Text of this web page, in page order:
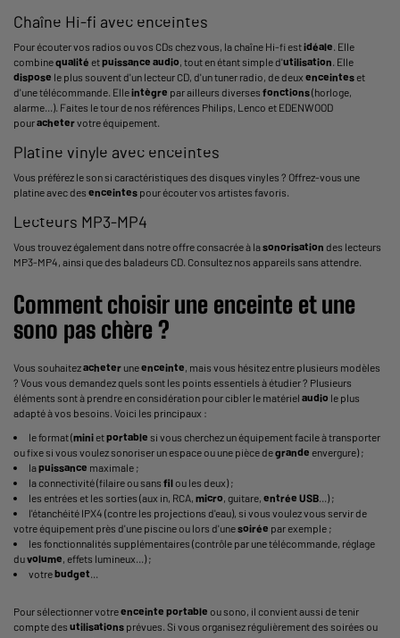
Chaîne Hi-fi avec enceintes
Pour écouter vos radios ou vos CDs chez vous, la chaîne Hi-fi estidéale. Elle
combinequalité etpuissance audio, tout en étant simple d'utilisation. Elle
dispose le plus souvent d'un lecteur CD, d'un tuner radio, de deux enceinteset
d'une télécommande. Elleintègre par ailleurs diverses fonctions(horloge,
alarme...). Faites le tour de nos références Philips, Lenco et EDENWOOD
pourachetervotre équipement.
Platine vinyle avec enceintes
Vous préférez le son si caractéristiques des disques vinyles ? Offrez-vous une
platine avec des enceintes pour écouter vos artistes favoris.
Lecteurs MP3-MP4
Vous trouvez également dans notre offre consacrée à lasonorisation des lecteurs
MP3-MP4, ainsi que des baladeurs CD. Consultez nos appareils sans attendre.
Comment choisir une enceinte et une
sono pas chère ?
Vous souhaitezacheter uneenceinte, mais vous hésitez entre plusieurs modèles
? Vous vous demandez quels sont les points essentiels à étudier ? Plusieurs
éléments sont à prendre en considération pour cibler le matériel audio le plus
adapté à vos besoins. Voici les principaux :
le format (minietportable si vous cherchez un équipement facile à transporter
ou fixe si vous voulez sonoriser un espace ou une pièce degrande envergure) ;
lapuissance maximale ;
la connectivité (filaire ou sans filou les deux) ;
les entrées et les sorties (aux in, RCA, micro, guitare, entrée USB...) ;
l'étanchéité IPX4 (contre les projections d'eau), si vous voulez vous servir de
votre équipement près d'une piscine ou lors d'unesoirée par exemple ;
les fonctionnalités supplémentaires (contrôle par une télécommande, réglage
duvolume, effets lumineux...) ;
votrebudget...
Pour sélectionner votreenceinte portable ou sono, il convient aussi de tenir
compte des utilisations prévues. Si vous organisez régulièrement des soirées ou